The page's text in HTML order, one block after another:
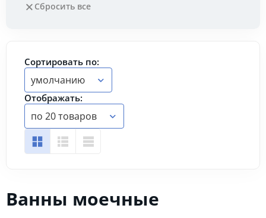
Сбросить все
Сортировать по:
умолчанию
Отображать:
по 20 товаров
Ванны моечные